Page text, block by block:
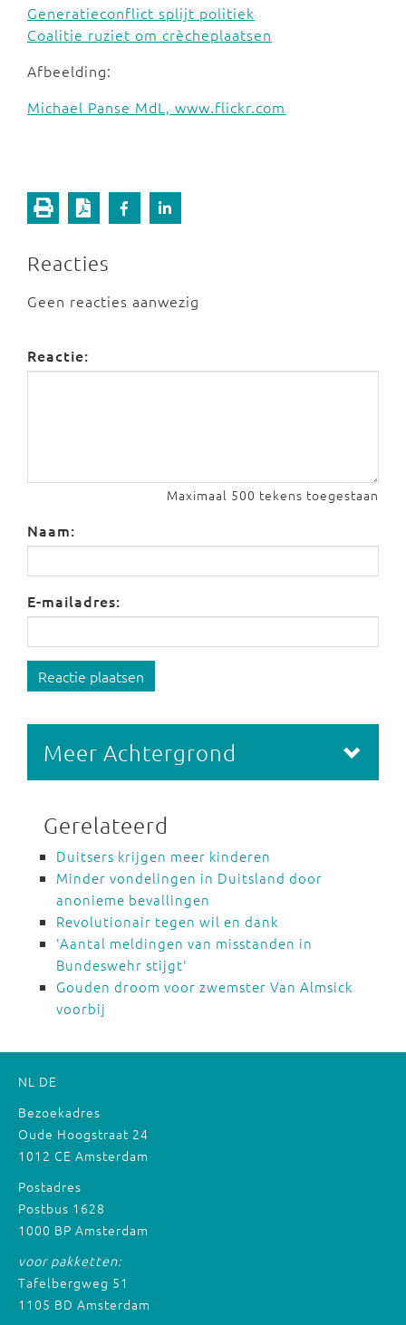
Generatieconflict splijt politiek
Coalitie ruziet om crècheplaatsen
Afbeelding:
Michael Panse MdL, www.flickr.com
Reacties
Geen reacties aanwezig
Reactie:
Maximaal 500 tekens toegestaan
Naam:
E-mailadres:
Reactie plaatsen
Meer Achtergrond
Gerelateerd
Duitsers krijgen meer kinderen
Minder vondelingen in Duitsland door
anonieme bevallingen
Revolutionair tegen wil en dank
'Aantal meldingen van misstanden in
Bundeswehr stijgt'
Gouden droom voor zwemster Van Almsick
voorbij
NL DE
Bezoekadres
Oude Hoogstraat 24
1012 CE Amsterdam
Postadres
Postbus 1628
1000 BP Amsterdam
voor pakketten:
Tafelbergweg 51
1105 BD Amsterdam